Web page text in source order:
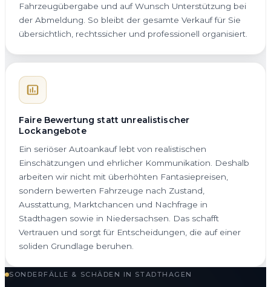
Fahrzeugübergabe und auf Wunsch Unterstützung bei
der Abmeldung. So bleibt der gesamte Verkauf für Sie
übersichtlich, rechtssicher und professionell organisiert.
Faire Bewertung statt unrealistischer
Lockangebote
Ein seriöser Autoankauf lebt von realistischen
Einschätzungen und ehrlicher Kommunikation. Deshalb
arbeiten wir nicht mit überhöhten Fantasiepreisen,
sondern bewerten Fahrzeuge nach Zustand,
Ausstattung, Marktchancen und Nachfrage in
Stadthagen sowie in Niedersachsen. Das schafft
Vertrauen und sorgt für Entscheidungen, die auf einer
soliden Grundlage beruhen.
SONDERFÄLLE & SCHÄDEN IN STADTHAGEN